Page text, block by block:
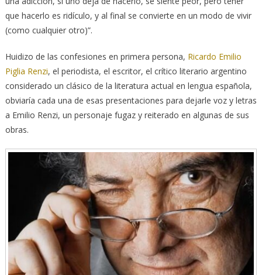
que hacerlo es ridículo, y al final se convierte en un modo de vivir
(como cualquier otro)”.
Huidizo de las confesiones en primera persona, Ricardo Emilio
Piglia Renzi, el periodista, el escritor, el crítico literario argentino
considerado un clásico de la literatura actual en lengua española,
obviaría cada una de esas presentaciones para dejarle voz y letras
a Emilio Renzi, un personaje fugaz y reiterado en algunas de sus
obras.